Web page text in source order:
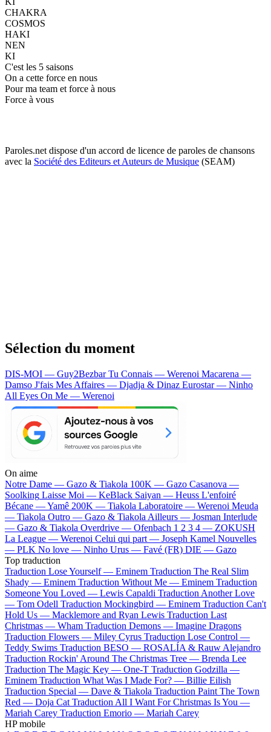
CHAKRA
COSMOS
HAKI
NEN
KI
C'est les 5 saisons
On a cette force en nous
Pour ma team et force à nous
Force à vous
Paroles.net dispose d'un accord de licence de paroles de chansons
avec la Société des Editeurs et Auteurs de Musique (SEAM)
Sélection du moment
DIS-MOI — Guy2BezbarTu Connais — Werenoi Macarena —
Damso J'fais Mes Affaires — Djadja & Dinaz Eurostar — Ninho
All Eyes On Me — Werenoi
On aime
Notre Dame — Gazo & Tiakola 100K — Gazo Casanova —
Soolking Laisse Moi — KeBlack Saiyan — Heuss L'enfoiré
Bécane —Yamê 200K — Tiakola Laboratoire — Werenoi Meuda
— Tiakola Outro — Gazo & Tiakola Ailleurs — Josman Interlude
— Gazo & Tiakola Overdrive — Ofenbach 1 2 3 4 — ZOKUSH
La League — Werenoi Celui qui part — Joseph Kamel Nouvelles
— PLK No love — Ninho Urus — Favé (FR) DIE — Gazo
Top traduction
Traduction Lose Yourself — Eminem Traduction The Real Slim
Shady — Eminem Traduction Without Me — Eminem Traduction
Someone You Loved — Lewis Capaldi Traduction Another Love
— Tom Odell Traduction Mockingbird — Eminem Traduction Can't
Hold Us — Macklemore and Ryan Lewis Traduction Last
Christmas — Wham Traduction Demons — Imagine Dragons
Traduction Flowers — Miley Cyrus Traduction Lose Control —
Teddy Swims Traduction BESO — ROSALÍA & Rauw Alejandro
Traduction Rockin' Around The Christmas Tree — Brenda Lee
Traduction The Magic Key — One-T Traduction Godzilla —
Eminem Traduction What Was I Made For? — Billie Eilish
Traduction Special — Dave & Tiakola Traduction Paint The Town
Red — Doja Cat Traduction All I Want For Christmas Is You —
Mariah Carey Traduction Emorio — Mariah Carey
HP mobile